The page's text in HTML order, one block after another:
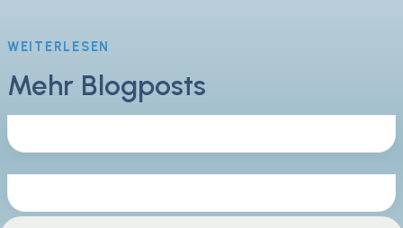
WEITERLESEN
Mehr Blogposts